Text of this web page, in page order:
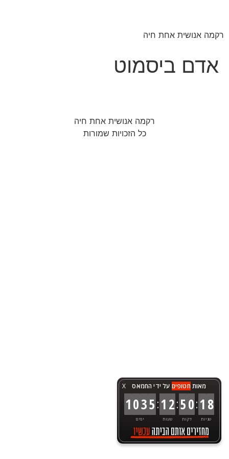
X מאותחטופים על ידי החמאס
1035
ימים
:12
שעות
:50
דקות
:18
שניות
רקמה אנושית אחת חיה
אדם ביסמוט
רקמה אנושית אחת חיה
כל הזכויות שמורות